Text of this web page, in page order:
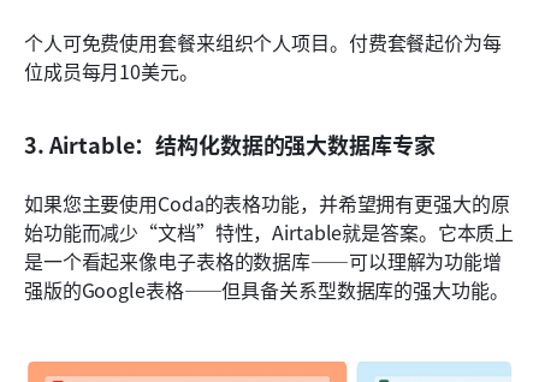
个人可免费使用套餐来组织个人项目。付费套餐起价为每
位成员每月10美元。
3. Airtable：结构化数据的强大数据库专家
如果您主要使用Coda的表格功能，并希望拥有更强大的原
始功能而减少“文档”特性，Airtable就是答案。它本质上
是一个看起来像电子表格的数据库——可以理解为功能增
强版的Google表格——但具备关系型数据库的强大功能。